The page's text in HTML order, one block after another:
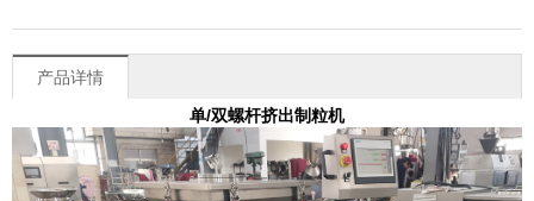
产品详情
单/双螺杆挤出制粒机